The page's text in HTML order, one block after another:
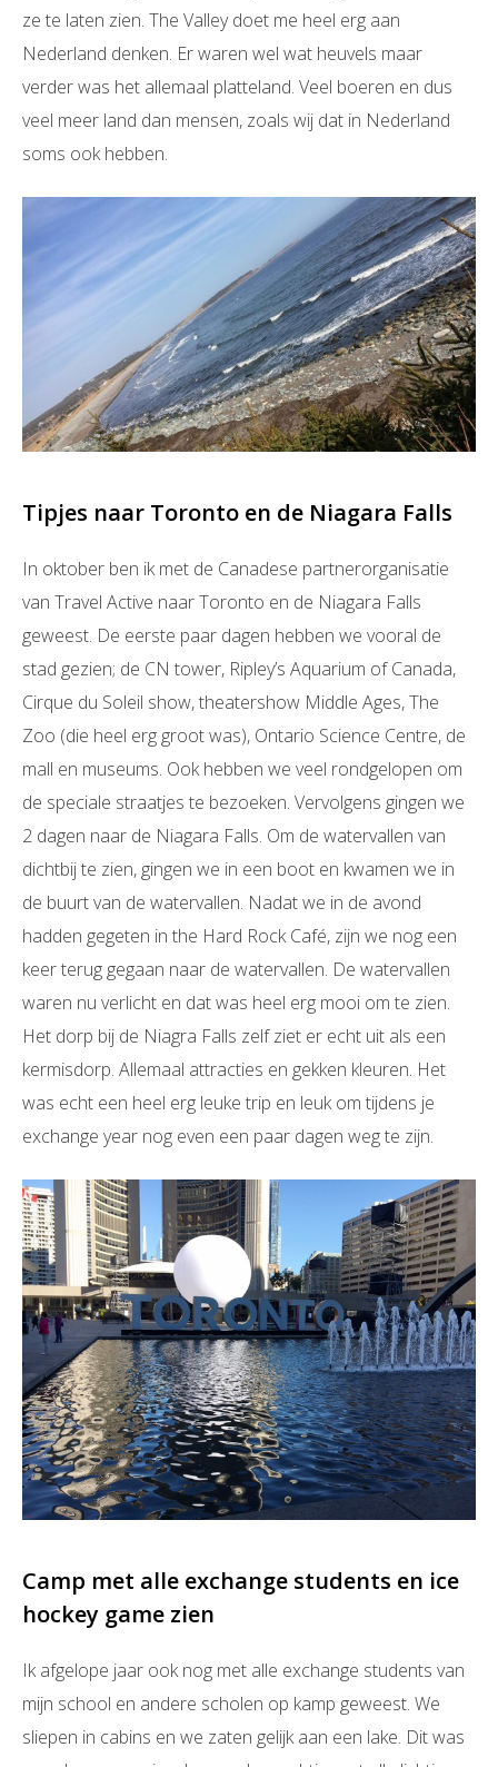
ze te laten zien. The Valley doet me heel erg aan
Nederland denken. Er waren wel wat heuvels maar
verder was het allemaal platteland. Veel boeren en dus
veel meer land dan mensen, zoals wij dat in Nederland
soms ook hebben.
Tipjes naar Toronto en de Niagara Falls
In oktober ben ik met de Canadese partnerorganisatie
van Travel Active naar Toronto en de Niagara Falls
geweest. De eerste paar dagen hebben we vooral de
stad gezien; de CN tower, Ripley’s Aquarium of Canada,
Cirque du Soleil show, theatershow Middle Ages, The
Zoo (die heel erg groot was), Ontario Science Centre, de
mall en museums. Ook hebben we veel rondgelopen om
de speciale straatjes te bezoeken. Vervolgens gingen we
2 dagen naar de Niagara Falls. Om de watervallen van
dichtbij te zien, gingen we in een boot en kwamen we in
de buurt van de watervallen. Nadat we in de avond
hadden gegeten in the Hard Rock Café, zijn we nog een
keer terug gegaan naar de watervallen. De watervallen
waren nu verlicht en dat was heel erg mooi om te zien.
Het dorp bij de Niagra Falls zelf ziet er echt uit als een
kermisdorp. Allemaal attracties en gekken kleuren. Het
was echt een heel erg leuke trip en leuk om tijdens je
exchange year nog even een paar dagen weg te zijn.
Camp met alle exchange students en ice
hockey game zien
Ik afgelope jaar ook nog met alle exchange students van
mijn school en andere scholen op kamp geweest. We
sliepen in cabins en we zaten gelijk aan een lake. Dit was